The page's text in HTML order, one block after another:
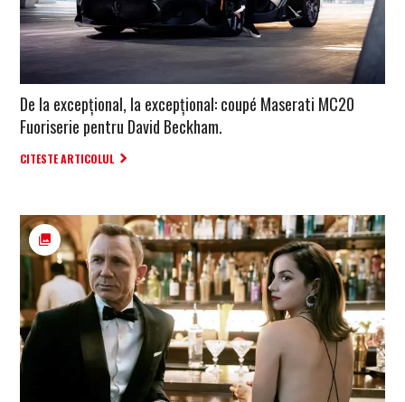
De la excepțional, la excepțional: coupé Maserati MC20
Fuoriserie pentru David Beckham.
CITESTE ARTICOLUL